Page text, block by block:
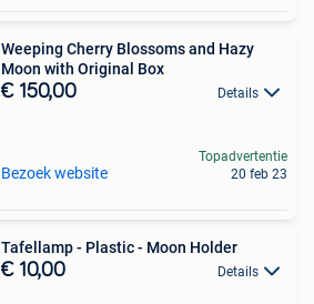
Weeping Cherry Blossoms and Hazy
Moon with Original Box
€ 150,00 Details
Bezoek website
Topadvertentie
20 feb 23
Tafellamp - Plastic - Moon Holder
€ 10,00 Details